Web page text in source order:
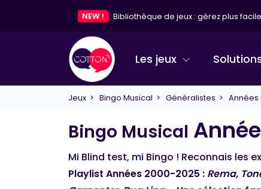
NEW ! Bibliothèque de jeux : gérez plus
Les jeux
Jeux > Bingo Musical > Généralistes > Années
Bingo Musical
Mi Blind test, mi Bingo ! Reconnais les
Playlist Années 2000-2025 : Rema,